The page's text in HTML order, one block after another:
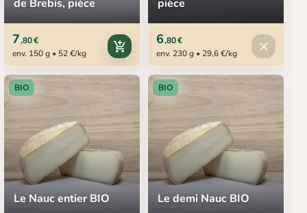
de Brebis, pièce
7,80 €
env. 150 g • 52 €/kg
add_shopping_cart
pièce
6,80 €
env. 230 g • 29,6 €/kg
close Produit
BIO
Le Nauc entier BIO
BIO
Le demi Nauc BIO